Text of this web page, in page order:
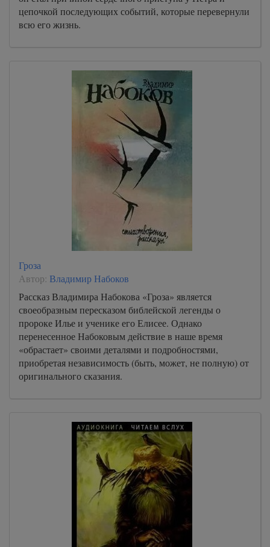
цепочкой последующих событий, которые перевернули
всю его жизнь.
Гроза
Автор: Владимир Набоков
Рассказ Владимира Набокова «Гроза» является
своеобразным пересказом библейской легенды о
пророке Илье и ученике его Елисее. Однако
перенесенное Набоковым действие в наше время
«обрастает» своими деталями и подробностями,
приобретая независимость (быть, может, не полную) от
оригинального сказания.